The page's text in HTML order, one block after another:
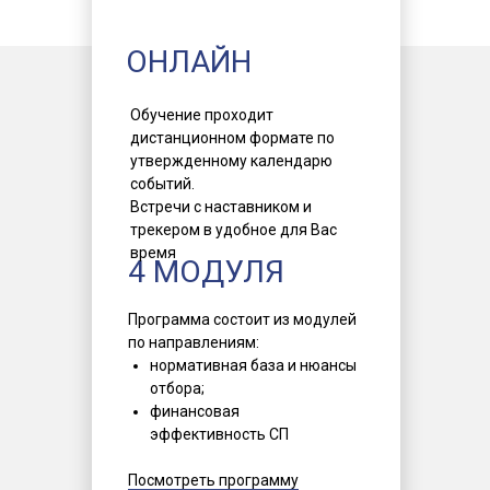
Программа состоит из модулей
по направлениям:
нормативная база и нюансы
отбора;
финансовая
эффективность СП
Посмотреть программу
4 МОДУЛЯ
ОНЛАЙН
Обучение проходит
дистанционном формате по
утвержденному календарю
событий.
Встречи с наставником и
трекером в удобное для Вас
время